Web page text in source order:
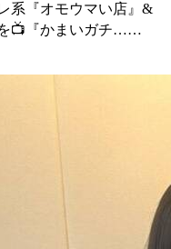
系『オモウマい店』&
📺『かまいガチ……